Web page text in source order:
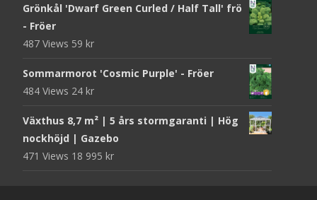
Grönkål 'Dwarf Green Curled / Half Tall' frö
- Fröer
487 Views 59 kr
Sommarmorot 'Cosmic Purple' - Fröer
484 Views 24 kr
Växthus 8,7 m² | 5 års stormgaranti | Hög
nockhöjd | Gazebo
471 Views 18 995 kr